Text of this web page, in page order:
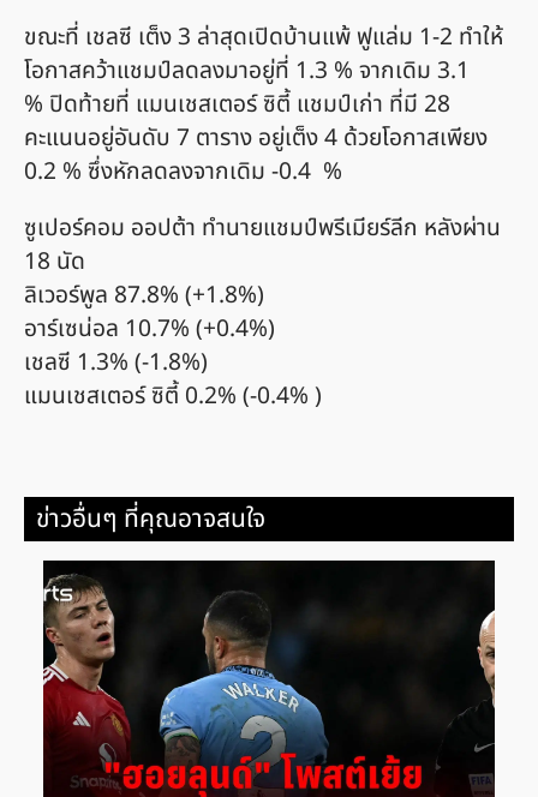
ขณะที่ เชลซี เต็ง 3 ล่าสุดเปิดบ้านแพ้ ฟูแล่ม 1-2 ทำให้
โอกาสคว้าแชมป์ลดลงมาอยู่ที่ 1.3 % จากเดิม 3.1
% ปิดท้ายที่ แมนเชสเตอร์ ซิตี้ แชมป์เก่า ที่มี 28
คะแนนอยู่อันดับ 7 ตาราง อยู่เต็ง 4 ด้วยโอกาสเพียง
0.2 % ซึ่งหักลดลงจากเดิม -0.4 %
ซูเปอร์คอม ออปต้า ทำนายแชมป์พรีเมียร์ลีก หลังผ่าน
18 นัด
ลิเวอร์พูล 87.8% (+1.8%)
อาร์เซน่อล 10.7% (+0.4%)
เชลซี 1.3% (-1.8%)
แมนเชสเตอร์ ซิตี้ 0.2% (-0.4% )
ข่าวอื่นๆ ที่คุณอาจสนใจ